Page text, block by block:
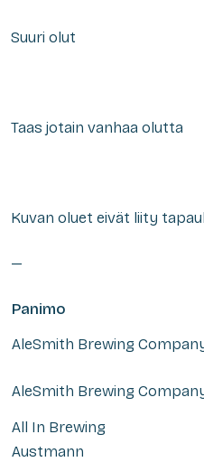
Suuri olut
Taas jotain vanhaa olutta
Kuvan oluet eivät liity
—
Panimo
AleSmith Brewing
AleSmith Brewing
All In Brewing
Austmann